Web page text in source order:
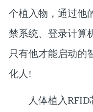
个植入物，通过他
禁系统、登录计算
只有他才能启动的
化人!
人体植入RFID